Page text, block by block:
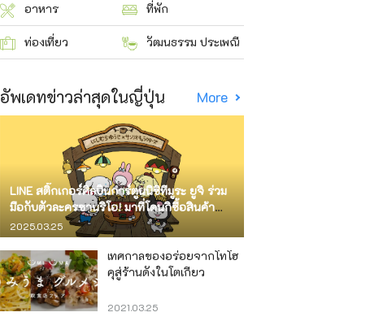
อาหาร ที่พัก
ท่องเที่ยว วัฒนธรรม ประเพณี
อัพเดทข่าวล่าสุดในญี่ปุ่น More
LINE สติ๊กเกอร์ศิลปินการ์ตูนนิชิทีมูระ ยูจิ ร่วม
มือกับตัวละครซานริโอ! มาที่โดนกิซื้อสินค้า
จำกัด
2025.03.25
เทศกาลของอร่อยจากโทโฮ
คุสู่ร้านดังในโตเกียว
2021.03.25